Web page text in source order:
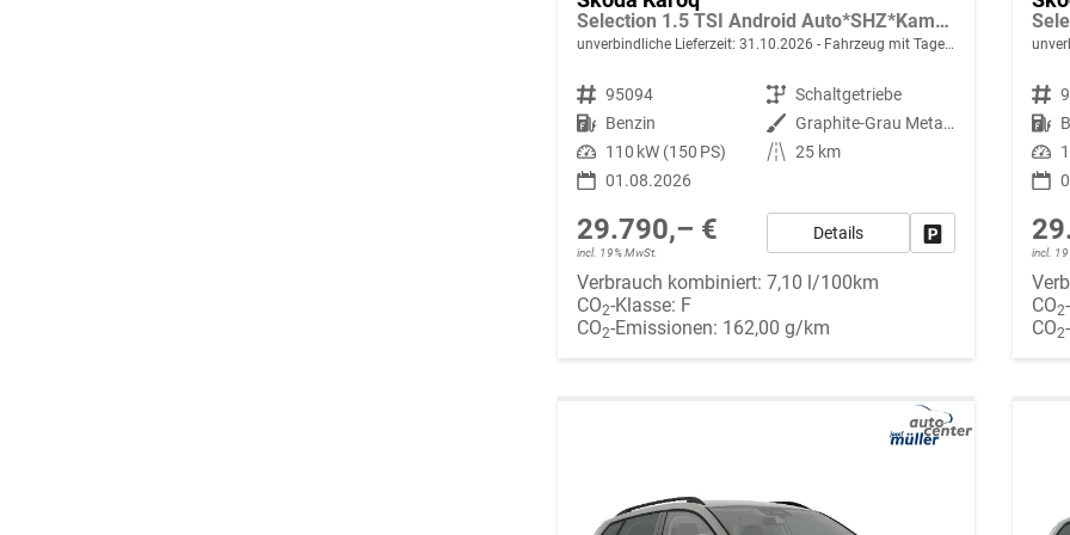
Selection 1.5 TSI Android Auto*SHZ*Kamera*PDC v/h*Klimaauto*SUNSET*LED
unverbindliche Lieferzeit: 31.10.2026 Fahrzeug mit Tageszulassung
Fahrzeugnr. 95094 Getriebe Schaltgetriebe
Kraftstoff Benzin Außenfarbe
Graphite-Grau Metallic
Leistung 110 kW (150 PS) Kilometerstand 25 km
01.08.2026
29.790,– €
incl. 19% MwSt.
Details Fahrzeug parken
Verbrauch kombiniert: 7,10 l/100km
CO2-Klasse: F
CO2-Emissionen: 162,00 g/km
Fahrzeugnr.
Kraftstoff
Leistung
incl.
CO2
CO2